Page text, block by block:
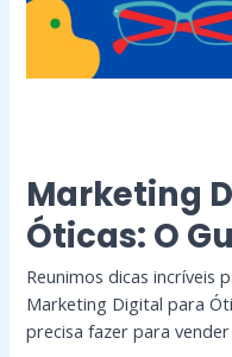
Marketing
Óticas: O
Reunimos dicas incríveis
Marketing Digital para
precisa fazer para vender